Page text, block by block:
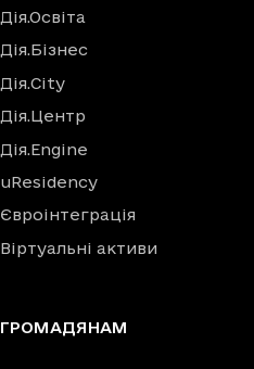
Дія.Освіта
Дія.Бізнес
Дія.City
Дія.Центр
Дія.Engine
uResidency
Євроінтеграція
Віртуальні активи
ГРОМАДЯНАМ